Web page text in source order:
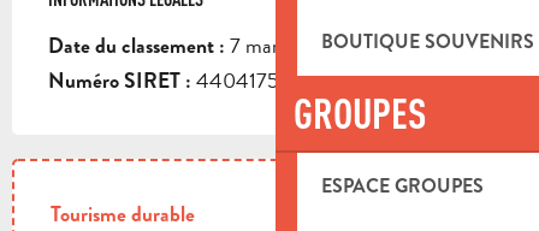
BOUTIQUE
GROUPES
ESPACE GROUPES
Date du classement : 7 mars 2022
Numéro SIRET : 44041757400017
Tourisme durable